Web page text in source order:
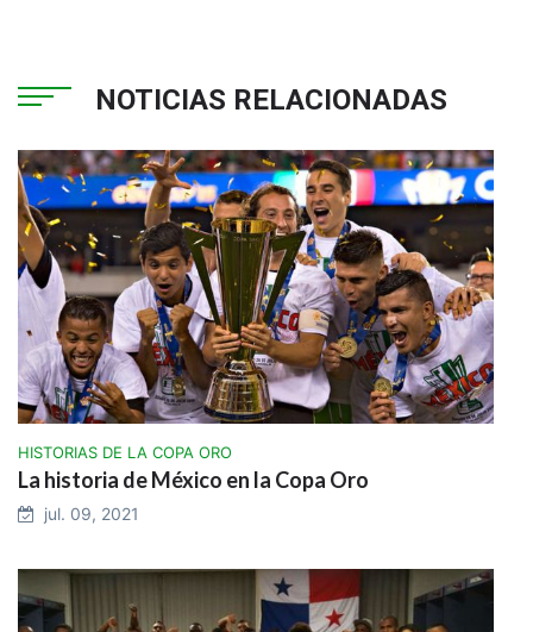
NOTICIAS RELACIONADAS
HISTORIAS DE LA COPA ORO
La historia de México en la Copa Oro
jul. 09, 2021